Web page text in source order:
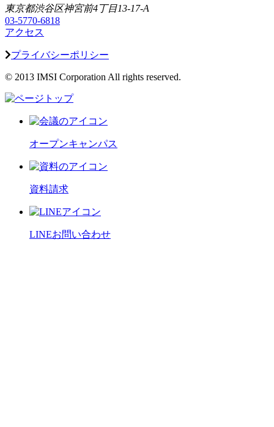
東京都渋谷区神宮前4丁目13-17-A
03-5770-6818
アクセス
プライバシーポリシー
© 2013 IMSI Corporation All rights reserved.
オープンキャンパス
資料請求
LINEお問い合わせ